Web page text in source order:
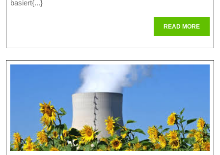
Energiequelle
basiert{...}
READ MOREREAD
MORE